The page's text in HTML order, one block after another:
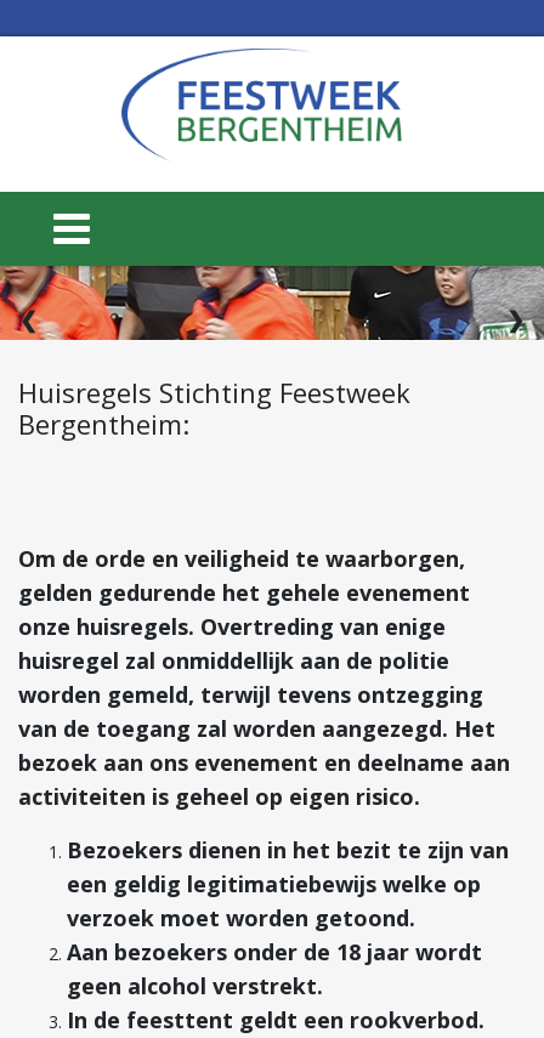
WEEK 25
❮ ❯
Huisregels Stichting Feestweek
Bergentheim:
Om de orde en veiligheid te waarborgen,
gelden gedurende het gehele evenement
onze huisregels. Overtreding van enige
huisregel zal onmiddellijk aan de politie
worden gemeld, terwijl tevens ontzegging
van de toegang zal worden aangezegd. Het
bezoek aan ons evenement en deelname aan
activiteiten is geheel op eigen risico.
Bezoekers dienen in het bezit te zijn van
een geldig legitimatiebewijs welke op
verzoek moet worden getoond.
Aan bezoekers onder de 18 jaar wordt
geen alcohol verstrekt.
In de feesttent geldt een rookverbod.